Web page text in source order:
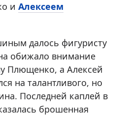
и Алексеем
далось фигуристу
обижало внимание
Плющенко, а Алексей
на талантливого, но
Последней каплей в
брошенная